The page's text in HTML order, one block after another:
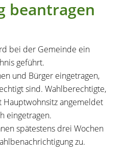
beantragen
bei der Gemeinde ein
geführt.
und Bürger eingetragen,
sind. Wahlberechtigte,
angemeldet
eingetragen.
spätestens drei Wochen
zu.